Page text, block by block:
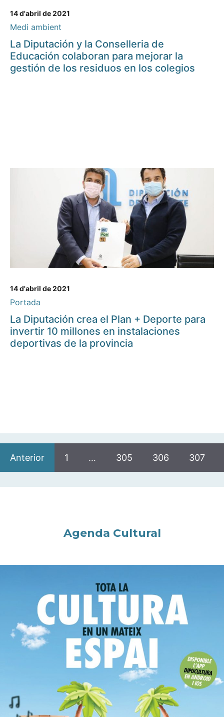
14 d'abril de 2021
Medi ambient
La Diputación y la Conselleria de
Educación colaboran para mejorar la
gestión de los residuos en los colegios
14 d'abril de 2021
Portada
La Diputación crea el Plan + Deporte para
invertir 10 millones en instalaciones
deportivas de la provincia
Anterior 1 … 305 306 307
Agenda Cultural